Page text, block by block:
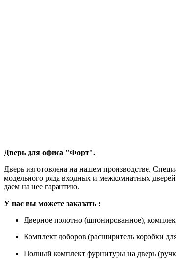
Дверь для офиса "Форт".
Дверь изготовлена на нашем производстве.
модельного ряда входных и межкомнатных
даем на нее гарантию.
У нас вы можете заказать :
Дверное полотно (шпонированное),
Комплект доборов (расширитель коробки
Полный комплект фурнитуры на дверь